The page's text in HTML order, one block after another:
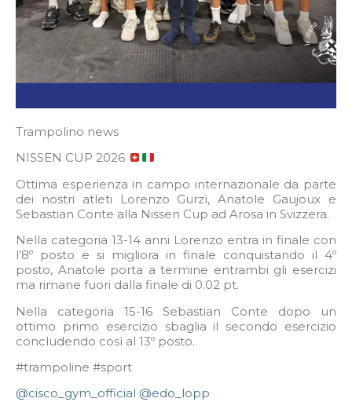
Trampolino news
NISSEN CUP 2026
Ottima esperienza in campo internazionale da parte
dei nostri atleti Lorenzo Gurzì, Anatole Gaujoux e
Sebastian Conte alla Nissen Cup ad Arosa in Svizzera.
Nella categoria 13-14 anni Lorenzo entra in finale con
l’8º posto e si migliora in finale conquistando il 4º
posto, Anatole porta a termine entrambi gli esercizi
ma rimane fuori dalla finale di 0.02 pt.
Nella categoria 15-16 Sebastian Conte dopo un
ottimo primo esercizio sbaglia il secondo esercizio
concludendo così al 13º posto.
#trampoline #sport
@cisco_gym_official @edo_lopp